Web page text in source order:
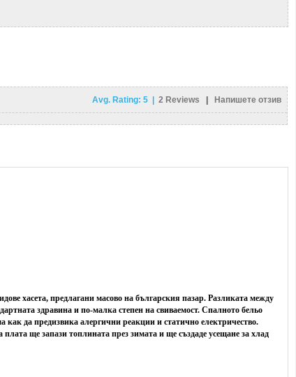
Avg. Rating:5 |2 Reviews |Напишете отзив
хасета, предлагани масово на българския пазар. Разликата между
здравина и по-малка степен на свиваемост. Спалното бельо
да предизвика алергични реакции и статично електричество.
ще запази топлината през зимата и ще създаде усещане за хлад